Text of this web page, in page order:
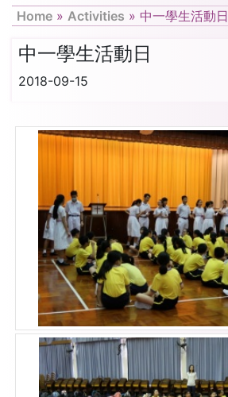
Home » Activities » 中一學生活動日
中一學生活動日
2018-09-15